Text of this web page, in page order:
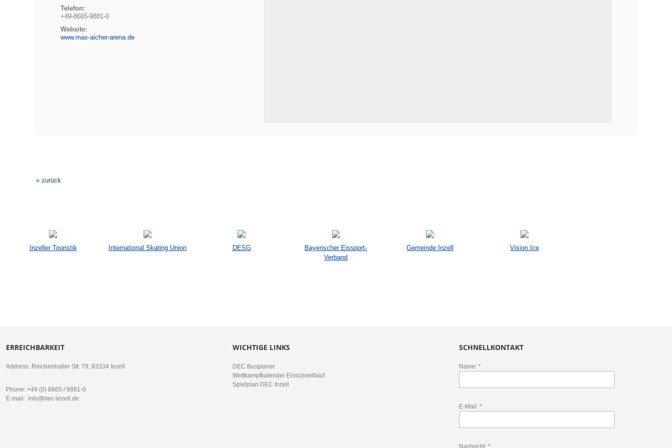
Telefon:
+49-8665-9881-0
Website:
www.max-aicher-arena.de
Navigation
» zurück
Inzeller Touristik International Skating Union DESG
Bayerischer Eissport-
Verband
Gemeinde Inzell Vision Ice
ERREICHBARKEIT
Address: Reichenhaller Str. 79, 83334 Inzell
Phone: +49 (0) 8665 / 9881-0
E-mail: info@dec-inzell.de
WICHTIGE LINKS
DEC Busplaner
Wettkampfkalender Eisschnelllauf
Spielplan DEC Inzell
SCHNELLKONTAKT
Name: *
E-Mail: *
Nachricht: *